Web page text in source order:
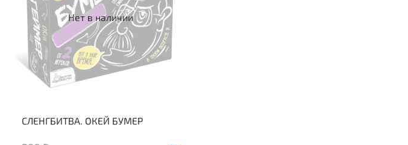
Нет в наличии
СЛЕНГБИТВА. ОКЕЙ БУМЕР